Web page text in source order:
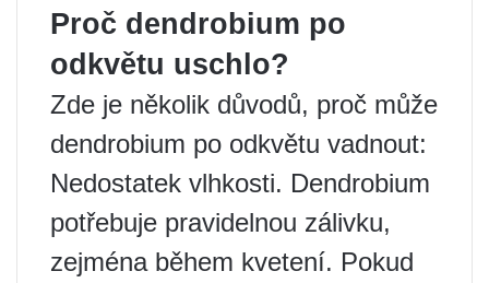
Proč dendrobium po
odkvětu uschlo?
Zde je několik důvodů, proč může
dendrobium po odkvětu vadnout:
Nedostatek vlhkosti. Dendrobium
potřebuje pravidelnou zálivku,
zejména během kvetení. Pokud